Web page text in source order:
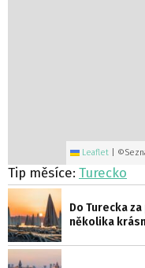
Leaflet
Tip měsíce: Turecko
Do Turecka
několika